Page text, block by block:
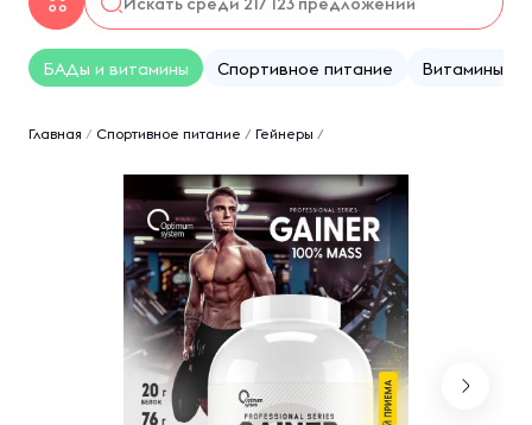
БАДы и витамины Спортивное питание Витамины
Главная / Спортивное питание / Гейнеры /